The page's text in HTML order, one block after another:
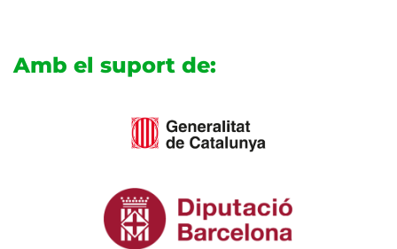
Amb el suport de: